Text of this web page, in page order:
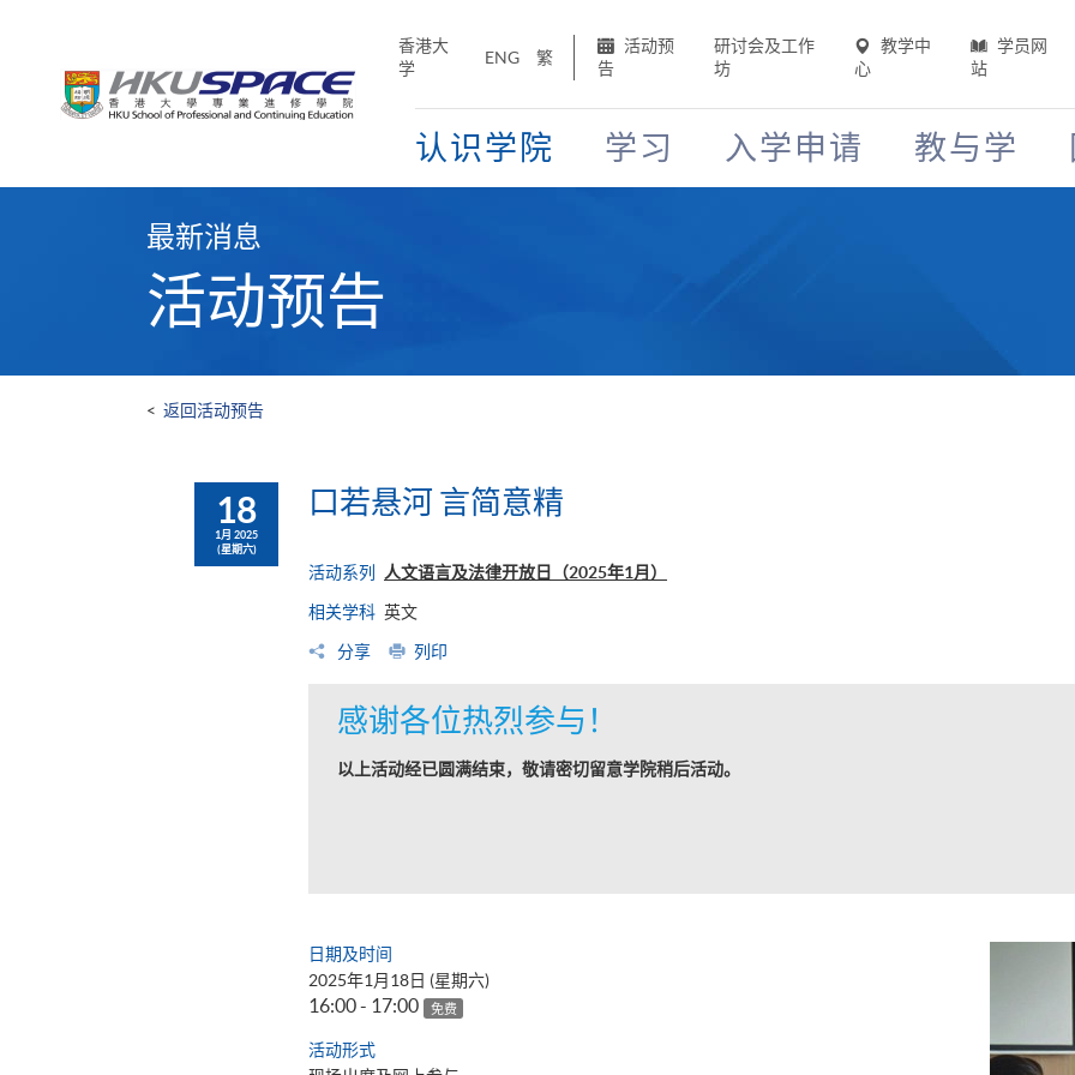
香港大
学
ENG 繁
活动预
告
研讨会及工作
坊
教学中
心
学员网
站
认识学院 学习 入学申请 教与学
最新消息
活动预告
< 返回活动预告
18
1月 2025
(星期六)
口若悬河 言简意精
活动系列 人文语言及法律开放日（2025年1月）
相关学科 英文
分享 列印
感谢各位热烈参与！
以上活动经已圆满结束，敬请密切留意学院稍后活动。
日期及时间
2025年1月18日 (星期六)
16:00 - 17:00 免费
活动形式